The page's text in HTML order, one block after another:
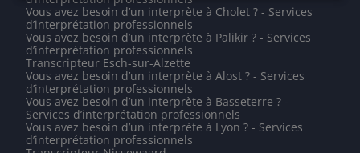
Vous avez besoin d’un interprète à Cholet ? - Services
d’interprétation professionnels
Vous avez besoin d’un interprète à Palikir ? - Services
d’interprétation professionnels
Transcripteur Esch-sur-Alzette
Vous avez besoin d’un interprète à Alost ? - Services
d’interprétation professionnels
Vous avez besoin d’un interprète à Basseterre ? -
Services d’interprétation professionnels
Vous avez besoin d’un interprète à Lyon ? - Services
d’interprétation professionnels